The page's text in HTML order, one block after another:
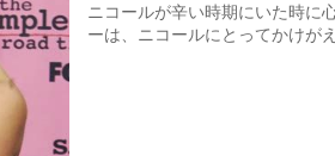
ニコールが辛い時期にいた時に
ーは、ニコールにとってかけが